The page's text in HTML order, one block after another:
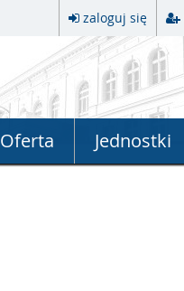
zaloguj się
Oferta Jednostki